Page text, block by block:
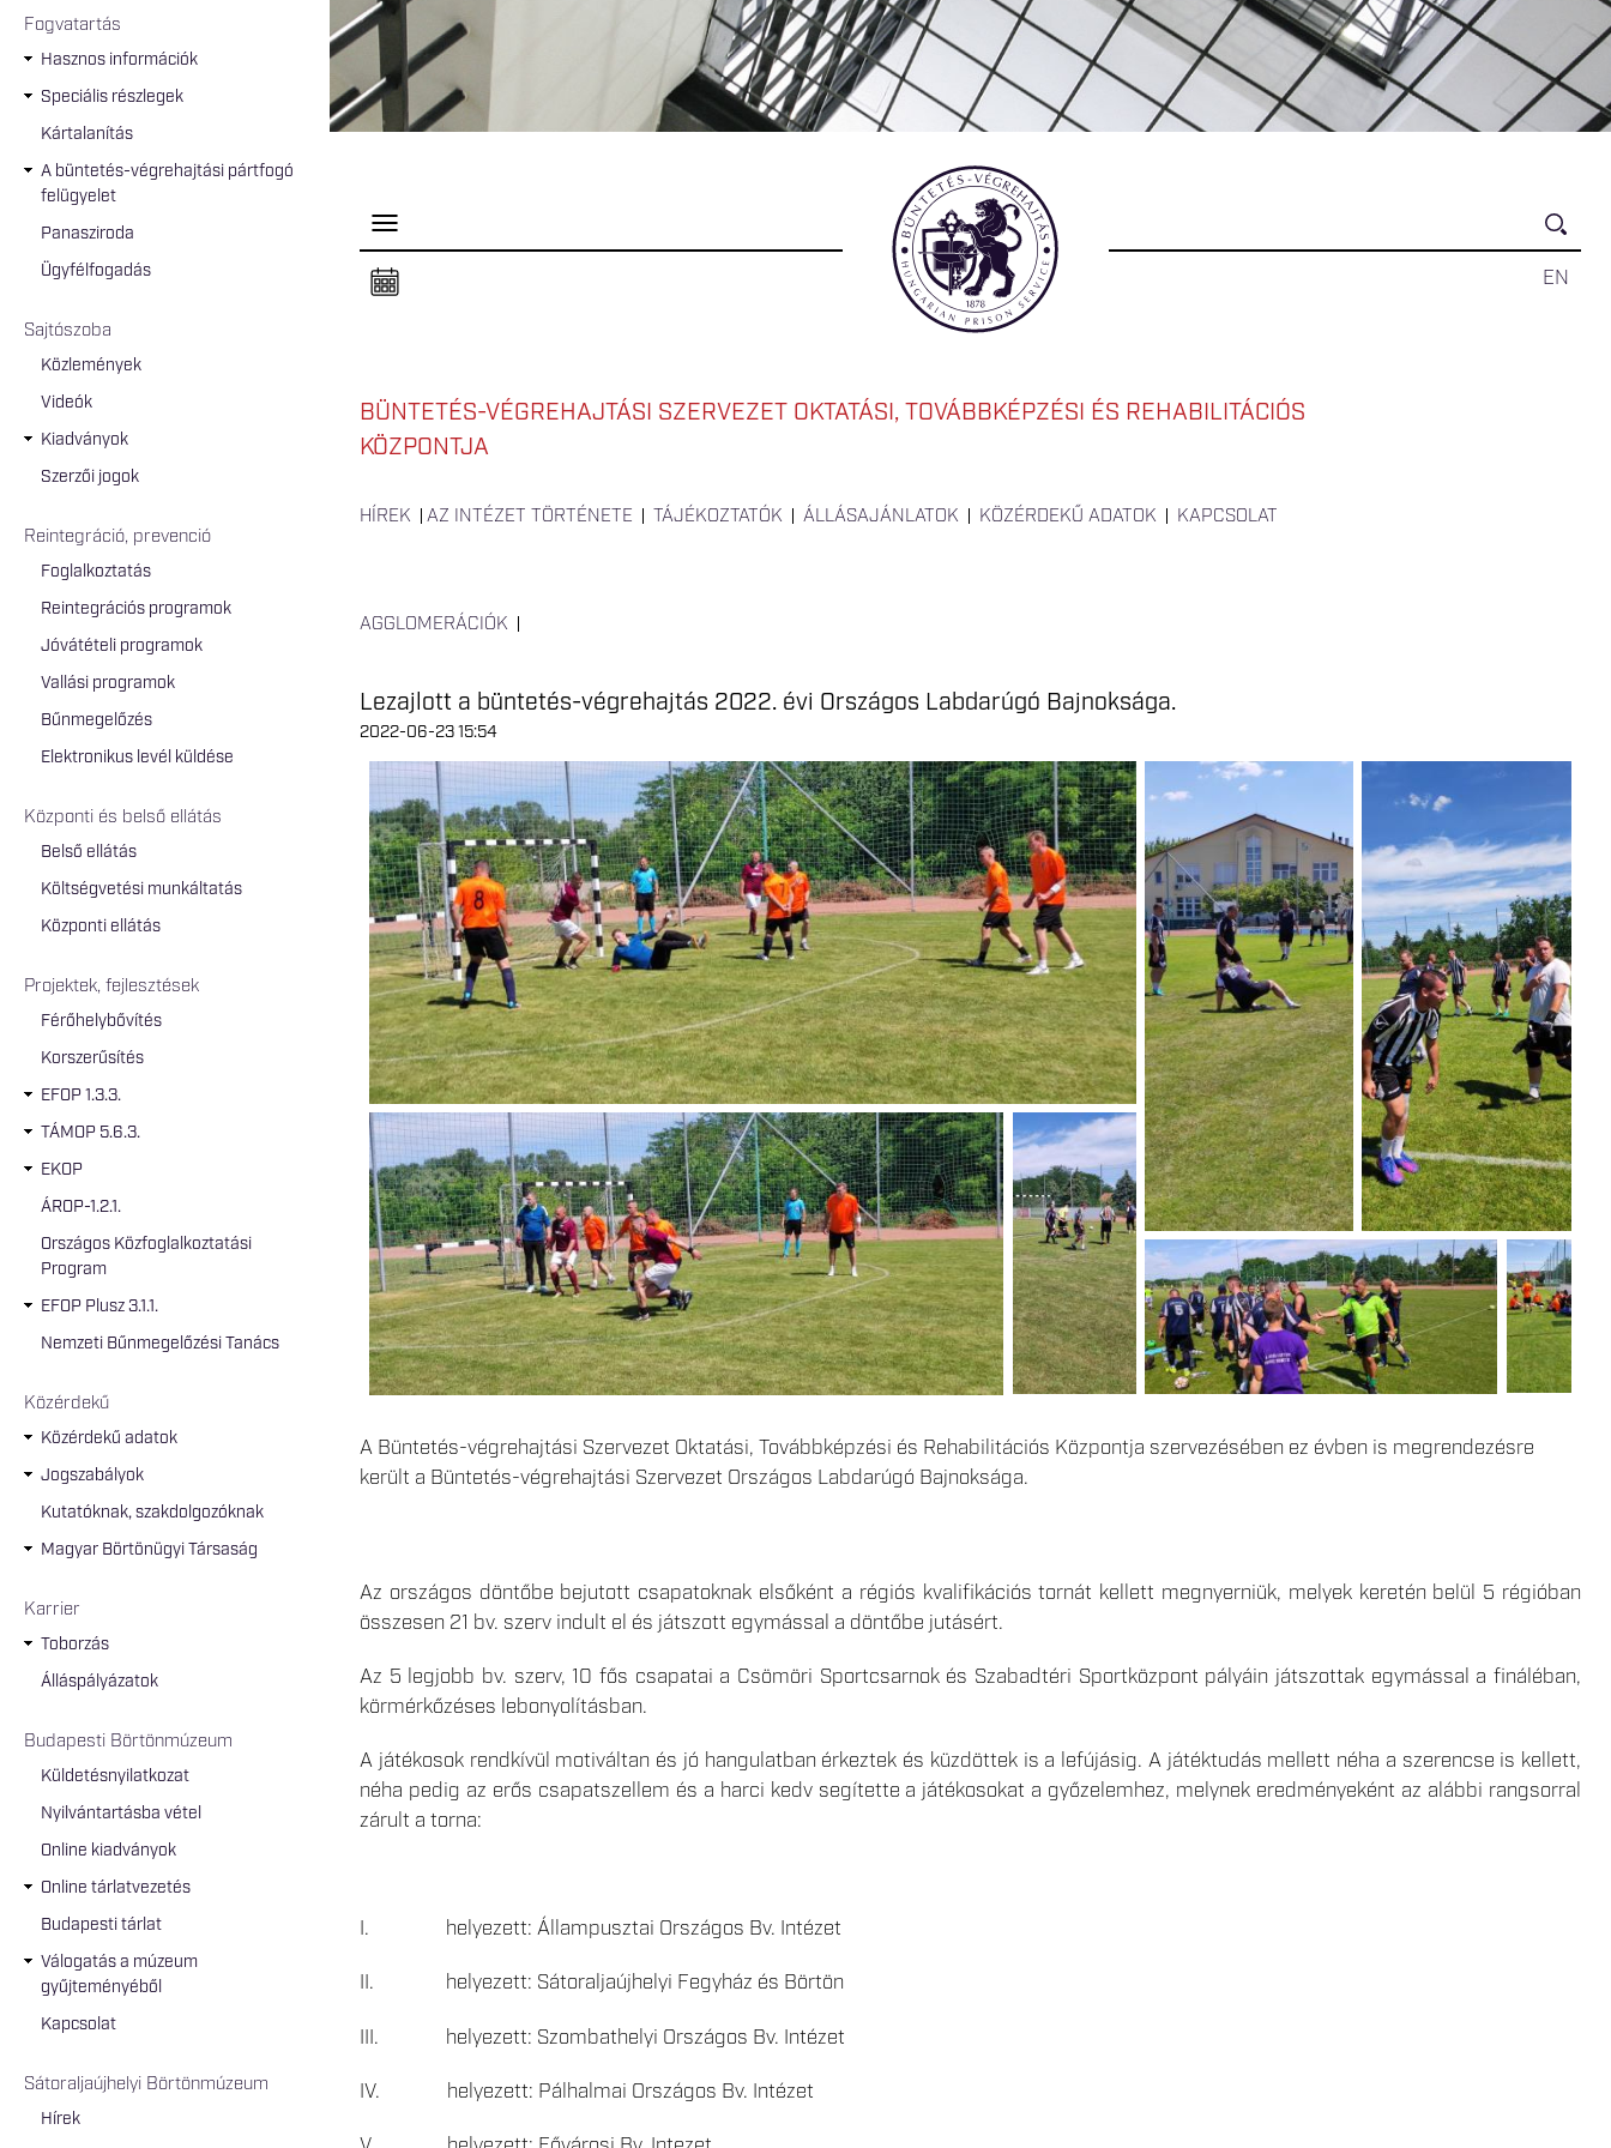
Fogvatartás
Hasznos információk
Speciális részlegek
Kártalanítás
A büntetés-végrehajtási pártfogó
felügyelet
Panasziroda
Ügyfélfogadás
Sajtószoba
Közlemények
Videók
Kiadványok
Szerzői jogok
Reintegráció, prevenció
Foglalkoztatás
Reintegrációs programok
Jóvátételi programok
Vallási programok
Bűnmegelőzés
Elektronikus levél küldése
Központi és belső ellátás
Belső ellátás
Költségvetési munkáltatás
Központi ellátás
Projektek, fejlesztések
Férőhelybővítés
Korszerűsítés
EFOP 1.3.3.
TÁMOP 5.6.3.
EKOP
ÁROP-1.2.1.
Országos Közfoglalkoztatási
Program
EFOP Plusz 3.1.1.
Nemzeti Bűnmegelőzési Tanács
Közérdekű
Közérdekű adatok
Jogszabályok
Kutatóknak, szakdolgozóknak
Magyar Börtönügyi Társaság
Karrier
Toborzás
Álláspályázatok
Budapesti Börtönmúzeum
Küldetésnyilatkozat
Nyilvántartásba vétel
Online kiadványok
Online tárlatvezetés
Budapesti tárlat
Válogatás a múzeum
gyűjteményéből
Kapcsolat
Sátoraljaújhelyi Börtönmúzeum
Hírek
EN
P
e
l
s
a
BÜNTETÉS-VÉGREHAJTÁSI SZERVEZET OKTATÁSI, TOVÁBBKÉPZÉSI ÉS REHABILITÁCIÓS
KÖZPONTJA
HÍREK AZ INTÉZET TÖRTÉNETE TÁJÉKOZTATÓK ÁLLÁSAJÁNLATOK KÖZÉRDEKŰ ADATOK KAPCSOLAT
AGGLOMERÁCIÓK
Lezajlott a büntetés-végrehajtás 2022. évi Országos Labdarúgó Bajnoksága.
2022-06-23 15:54
A Büntetés-végrehajtási Szervezet Oktatási, Továbbképzési és Rehabilitációs Központja szervezésében ez évben is megrendezésre
került a Büntetés-végrehajtási Szervezet Országos Labdarúgó Bajnoksága.
Az országos döntőbe bejutott csapatoknak elsőként a régiós kvalifikációs tornát kellett megnyerniük, melyek keretén belül 5 régióban
összesen 21 bv. szerv indult el és játszott egymással a döntőbe jutásért.
Az 5 legjobb bv. szerv, 10 fős csapatai a Csömöri Sportcsarnok és Szabadtéri Sportközpont pályáin játszottak egymással a fináléban,
körmérkőzéses lebonyolításban.
A játékosok rendkívül motiváltan és jó hangulatban érkeztek és küzdöttek is a lefújásig. A játéktudás mellett néha a szerencse is kellett,
néha pedig az erős csapatszellem és a harci kedv segítette a játékosokat a győzelemhez, melynek eredményeként az alábbi rangsorral
zárult a torna:
I. helyezett: Állampusztai Országos Bv. Intézet
II. helyezett: Sátoraljaújhelyi Fegyház és Börtön
III. helyezett: Szombathelyi Országos Bv. Intézet
IV. helyezett: Pálhalmai Országos Bv. Intézet